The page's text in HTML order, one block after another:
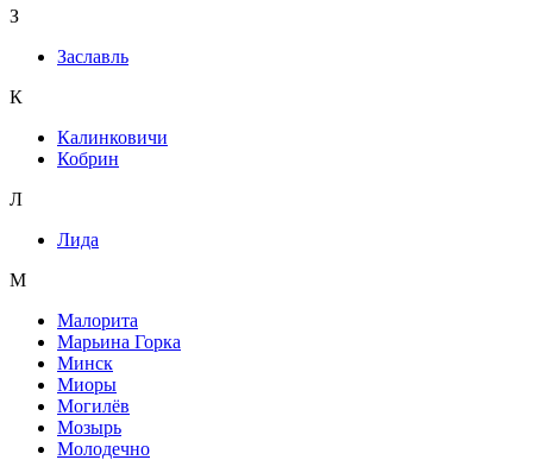
З
Заславль
К
Калинковичи
Кобрин
Л
Лида
М
Малорита
Марьина Горка
Минск
Миоры
Могилёв
Мозырь
Молодечно